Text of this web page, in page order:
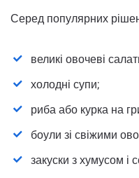
Серед популярних
великі овочеві
холодні супи;
риба або курка на
боули зі свіжими
закуски з хумусом і